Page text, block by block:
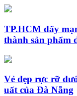
TP.HCM đẩy
thành sản phẩm
Vẻ đẹp rực rỡ
uất của Đà Nẵng